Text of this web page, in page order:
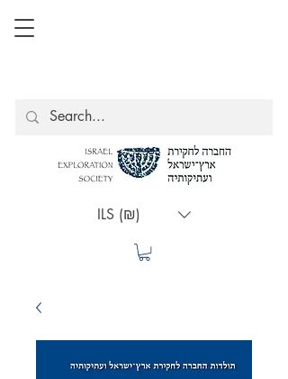
ILS (₪)